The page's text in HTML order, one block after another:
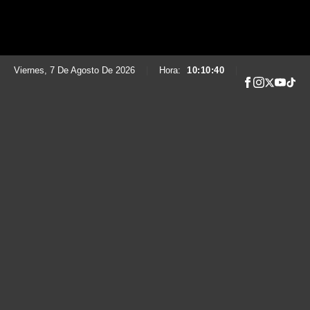
Viernes, 7 De Agosto De 2026 Hora: 10:10:41